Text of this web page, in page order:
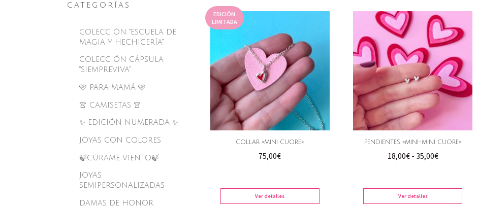
CATEGORÍAS
COLECCIÓN "ESCUELA DE
MAGIA Y HECHICERÍA"
COLECCIÓN CÁPSULA
"SIEMPREVIVA"
🩷 PARA MAMÁ 🩷
👚 CAMISETAS 👚
✨ EDICIÓN NUMERADA ✨
JOYAS CON COLORES
🍃CÚRAME VIENTO🍃
JOYAS
SEMIPERSONALIZADAS
DAMAS DE HONOR
EDICIÓN
LIMITADA
COLLAR «MINI CUORE»
75,00€
Ver detalles
PENDIENTES «MINI-MINI CUORE»
18,00€ - 35,00€Rango
Ver detalles